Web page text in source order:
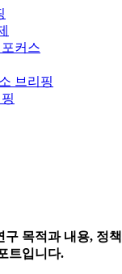
커스
브리핑
구 목적과 내용, 정
트입니다.